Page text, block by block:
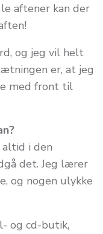
aftener kan der
og jeg vil helt
er, at jeg
med front til
altid i den
det. Jeg lærer
og nogen ulykke
og cd-butik,